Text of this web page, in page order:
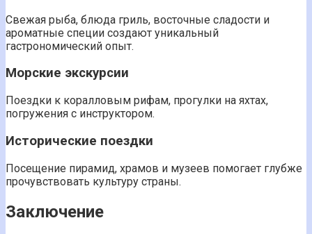
Свежая рыба, блюда гриль, восточные сладости и
ароматные специи создают уникальный
гастрономический опыт.
Морские экскурсии
Поездки к коралловым рифам, прогулки на яхтах,
погружения с инструктором.
Исторические поездки
Посещение пирамид, храмов и музеев помогает глубже
прочувствовать культуру страны.
Заключение